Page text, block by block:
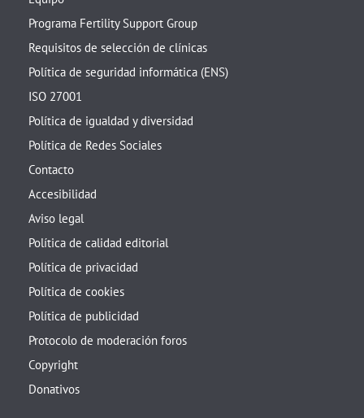
Programa Fertility Support Group
Requisitos de selección de clínicas
Política de seguridad informática (ENS)
ISO 27001
Política de igualdad y diversidad
Política de Redes Sociales
Contacto
Accesibilidad
Aviso legal
Política de calidad editorial
Política de privacidad
Política de cookies
Política de publicidad
Protocolo de moderación foros
Copyright
Donativos